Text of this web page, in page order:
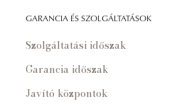
GARANCIA ÉS SZOLGÁLTATÁSOK
Szolgáltatási időszak
Garancia időszak
Javító központok